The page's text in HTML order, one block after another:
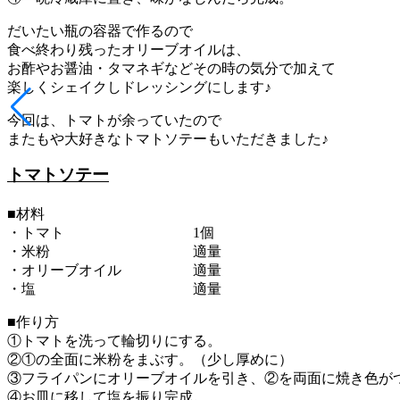
だいたい瓶の容器で作るので
食べ終わり残ったオリーブオイルは、
お酢やお醤油・タマネギなどその時の気分で加えて
楽しくシェイクしドレッシングにします♪
今回は、トマトが余っていたので
またもや大好きなトマトソテーもいただきました♪
トマトソテー
■材料
・トマト 1個
・米粉 適量
・オリーブオイル 適量
・塩 適量
■作り方
①トマトを洗って輪切りにする。
②①の全面に米粉をまぶす。（少し厚めに）
③フライパンにオリーブオイルを引き、②を両面に焼き色が
④お皿に移して塩を振り完成。